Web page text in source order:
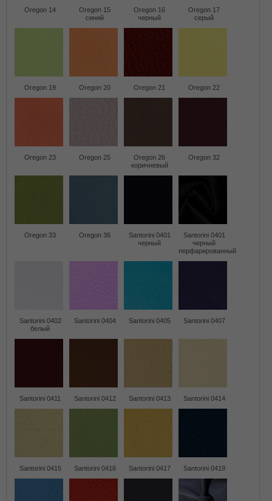
Oregon 14
Oregon 15
синий
Oregon 16
черный
Oregon 17
серый
Oregon 19 Oregon 20 Oregon 21 Oregon 22
Oregon 23 Oregon 25
Oregon 26
коричневый
Oregon 32
Oregon 33 Oregon 36
Santorini 0401
черный
Santorini 0401
черный
перфарированный
Santorini 0402
белый
Santorini 0404 Santorini 0405 Santorini 0407
Santorini 0411 Santorini 0412 Santorini 0413 Santorini 0414
Santorini 0415 Santorini 0416 Santorini 0417 Santorini 0419